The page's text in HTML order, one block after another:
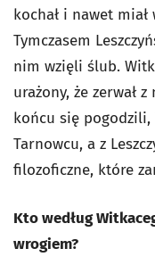
kochał i nawet
Tymczasem
nim wzięli ślub.
urażony, że zerwał
końcu się pogodzili,
Tarnowcu, a z
filozoficzne, które
Kto według
wrogiem?